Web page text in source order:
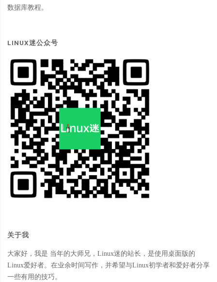
数据库教程。
LINUX迷公众号
关于我
大家好，我是 当年的大师兄，Linux迷的站长，是使用桌面版的
Linux爱好者。在业余时间写作，并希望与Linux初学者和爱好者分享
一些有用的技巧。